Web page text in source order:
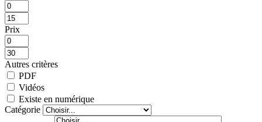
Prix
Autres critères
PDF
Vidéos
Existe en numérique
Catégorie